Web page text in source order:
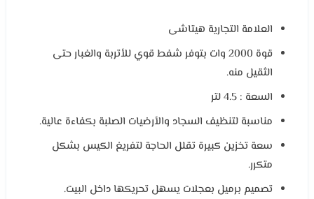
العلامة التجارية هيتاشى
قوة 2000 وات بتوفر شفط قوي للأتربة والغبار حتى
الثقيل منه.
السعة : 4.5 لتر
مناسبة لتنظيف السجاد والأرضيات الصلبة بكفاءة عالية.
سعة تخزين كبيرة تقلل الحاجة لتفريغ الكيس بشكل
متكرر.
تصميم برميل بعجلات يسهل تحريكها داخل البيت.